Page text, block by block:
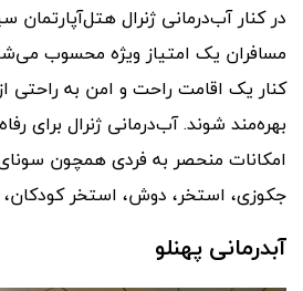
در کنار آب‌درمانی ژنرال هتل‌آپارتمان
مسافران یک امتیاز ویژه محسوب
کنار یک اقامت راحت و امن به راحتی
بهر‌ه‌مند شوند. آب‌درمانی ژنرال برای
امکانات منحصر به فردی همچون
جکوزی، استخر، دوش، استخر کودکان،
آبدرمانی پهنلو